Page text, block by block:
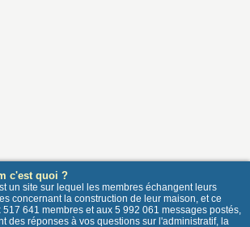
c'est quoi ?
un site sur lequel les membres échangent leurs
concernant la construction de leur maison, et ce
641 membres et aux 5 992 061 messages postés,
des réponses à vos questions sur l'administratif, la